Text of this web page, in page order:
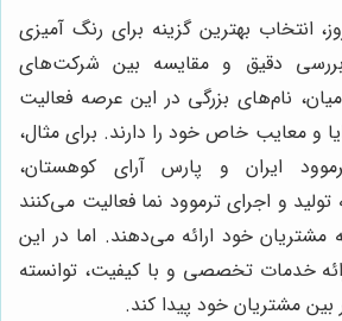
انتخاب بهترین گزینه برای رنگ آمیزی
بررسی دقیق و مقایسه بین شرکت‌های
نام‌های بزرگی در این عرصه فعالیت
و معایب خاص خود را دارند. برای مثال،
ایران و پارس آرای کوهستان،
و اجرای ترموود نما فعالیت می‌کنند
خود ارائه می‌دهند. اما در این
خدمات تخصصی و با کیفیت، توانسته
مشتریان خود پیدا کند.